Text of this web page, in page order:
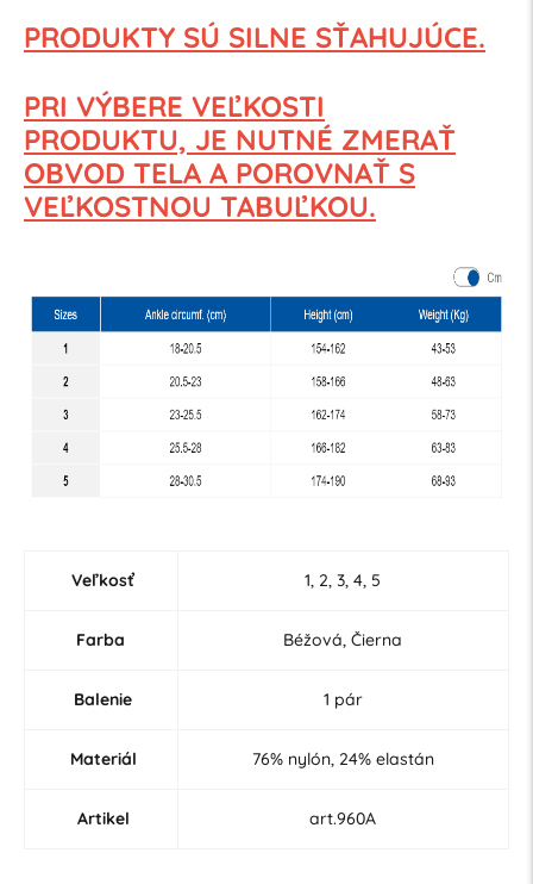
PRODUKTY SÚ SILNE SŤAHUJÚCE.
PRI VÝBERE VEĽKOSTI
PRODUKTU, JE NUTNÉ ZMERAŤ
OBVOD TELA A POROVNAŤ S
VEĽKOSTNOU TABUĽKOU.
Veľkosť 1, 2, 3, 4, 5
Farba Béžová, Čierna
Balenie 1 pár
Materiál 76% nylón, 24% elastán
Artikel art.960A